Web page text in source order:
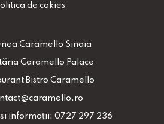
de cokies
Caramello Sinaia
Caramello Palace
Bistro Caramello
informații: 0727 297 236